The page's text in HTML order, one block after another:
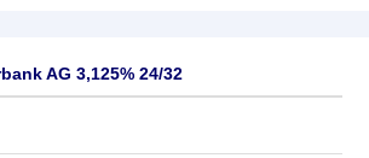
AG 3,125% 24/32